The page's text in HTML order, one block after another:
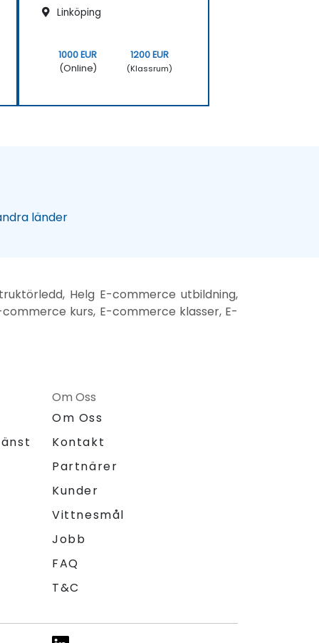
Linköping
1000 EUR
(Online)
1200 EUR
(Klassrum)
länder
Helg E-commerce utbildning,
kurs, E-commerce klasser, E-
Om Oss
Om Oss
Kontakt
Partnärer
Kunder
Vittnesmål
Jobb
FAQ
T&C